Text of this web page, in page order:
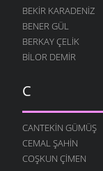
BEKIR KARADENIZ
BENER GÜL
BERKAY ÇELIK
BILOR DEMIR
C
CANTEKIN GÜMÜŞ
CEMAL ŞAHIN
COŞKUN ÇIMEN